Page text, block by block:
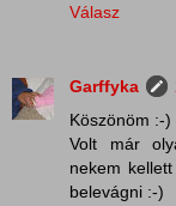
Válasz
Garffyka
Köszönöm :-)
Volt már
nekem
belevágni :-)